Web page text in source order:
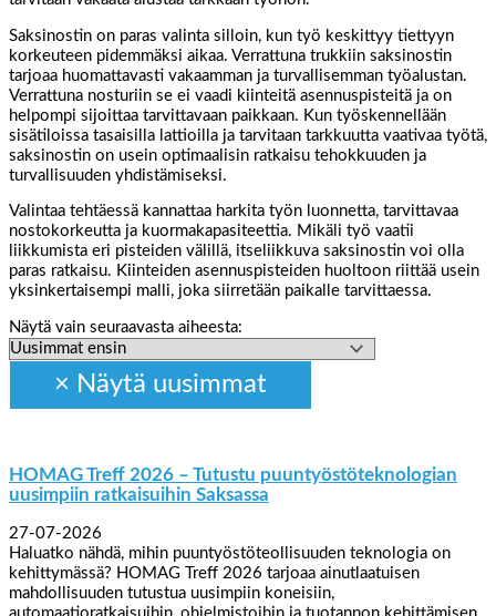
Saksinostin on paras valinta silloin, kun työ keskittyy tiettyyn
korkeuteen pidemmäksi aikaa. Verrattuna trukkiin saksinostin
tarjoaa huomattavasti vakaamman ja turvallisemman työalustan.
Verrattuna nosturiin se ei vaadi kiinteitä asennuspisteitä ja on
helpompi sijoittaa tarvittavaan paikkaan. Kun työskennellään
sisätiloissa tasaisilla lattioilla ja tarvitaan tarkkuutta vaativaa työtä,
saksinostin on usein optimaalisin ratkaisu tehokkuuden ja
turvallisuuden yhdistämiseksi.
Valintaa tehtäessä kannattaa harkita työn luonnetta, tarvittavaa
nostokorkeutta ja kuormakapasiteettia. Mikäli työ vaatii
liikkumista eri pisteiden välillä, itseliikkuva saksinostin voi olla
paras ratkaisu. Kiinteiden asennuspisteiden huoltoon riittää usein
yksinkertaisempi malli, joka siirretään paikalle tarvittaessa.
Näytä vain seuraavasta aiheesta:
HOMAG Treff 2026 – Tutustu puuntyöstöteknologian
uusimpiin ratkaisuihin Saksassa
27-07-2026
Haluatko nähdä, mihin puuntyöstöteollisuuden teknologia on
kehittymässä? HOMAG Treff 2026 tarjoaa ainutlaatuisen
mahdollisuuden tutustua uusimpiin koneisiin,